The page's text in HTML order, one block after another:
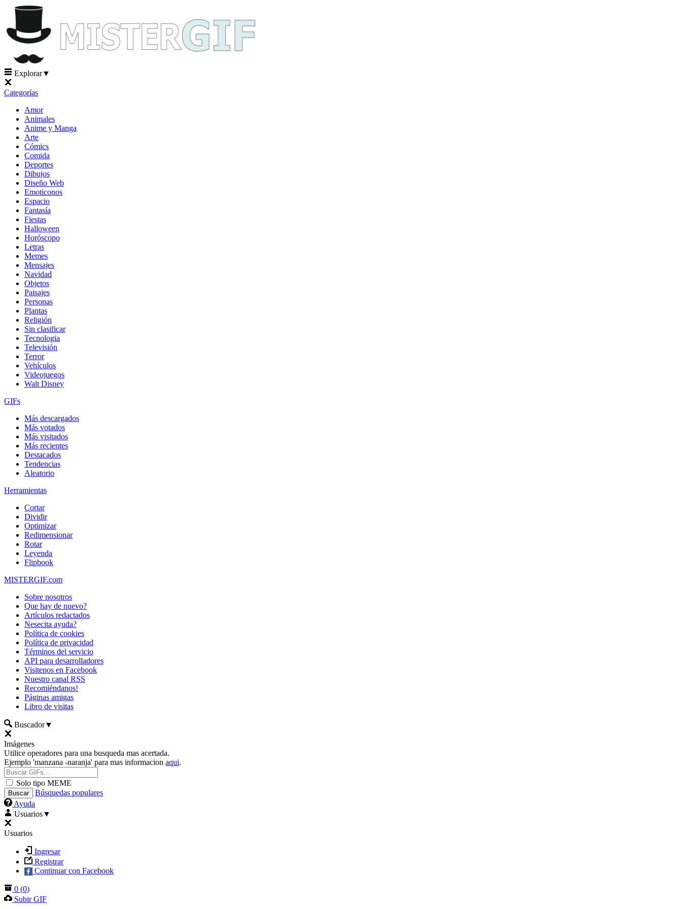
Explorar▼
Categorías
Amor
Animales
Anime y Manga
Arte
Cómics
Comida
Deportes
Dibujos
Diseño Web
Emoticonos
Espacio
Fantasía
Fiestas
Halloween
Horóscopo
Letras
Memes
Mensajes
Navidad
Objetos
Paisajes
Personas
Plantas
Religión
Sin clasificar
Tecnologia
Televisión
Terror
Vehículos
Videojuegos
Walt Disney
GIFs
Más descargados
Más votados
Más visitados
Más recientes
Destacados
Tendencias
Aleatorio
Herramientas
Cortar
Dividir
Optimizar
Redimensionar
Rotar
Leyenda
Flipbook
MISTERGIF.com
Sobre nosotros
Que hay de nuevo?
Artículos redactados
Nesecita ayuda?
Política de cookies
Política de privacidad
Términos del servicio
API para desarrolladores
Visitenos en Facebook
Nuestro canal RSS
Recomiéndanos!
Páginas amigas
Libro de visitas
Buscador▼
Imágenes
Utilice operadores para una busqueda mas acertada.
Ejemplo 'manzana -naranja' para mas informacion aqui.
Solo tipo MEME
Búsquedas populares
Ayuda
Usuarios▼
Usuarios
Ingresar
Registrar
Continuar con Facebook
0 (0)
Subir GIF